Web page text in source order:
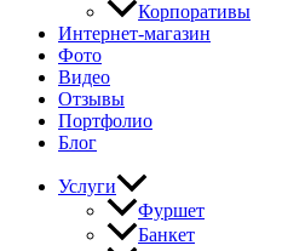
Корпоративы
Интернет-магазин
Фото
Видео
Отзывы
Портфолио
Блог
Услуги
Фуршет
Банкет